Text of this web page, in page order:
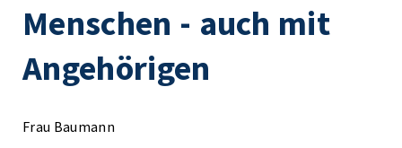
Menschen - auch mit
Angehörigen
Frau Baumann